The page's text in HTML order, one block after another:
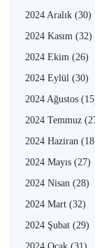
2024 Aralık (30)
2024 Kasım (32)
2024 Ekim (26)
2024 Eylül (30)
2024 Ağustos
2024 Temmuz
2024 Haziran
2024 Mayıs (27)
2024 Nisan (28)
2024 Mart (32)
2024 Şubat (29)